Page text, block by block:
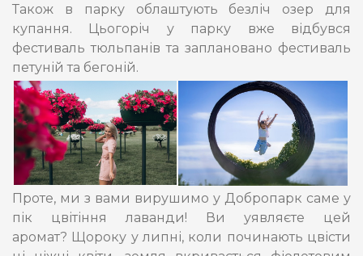
Також в парку облаштують безліч озер для
купання. Цьогоріч у парку вже відбувся
фестиваль тюльпанів та заплановано фестиваль
петуній та бегоній.
Проте, ми з вами вирушимо у Добропарк саме у
пік цвітіння лаванди! Ви уявляєте цей
аромат? Щороку у липні, коли починають цвісти